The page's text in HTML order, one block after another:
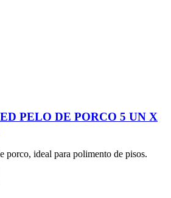
PELO DE PORCO 5 UN X
porco, ideal para polimento de pisos.